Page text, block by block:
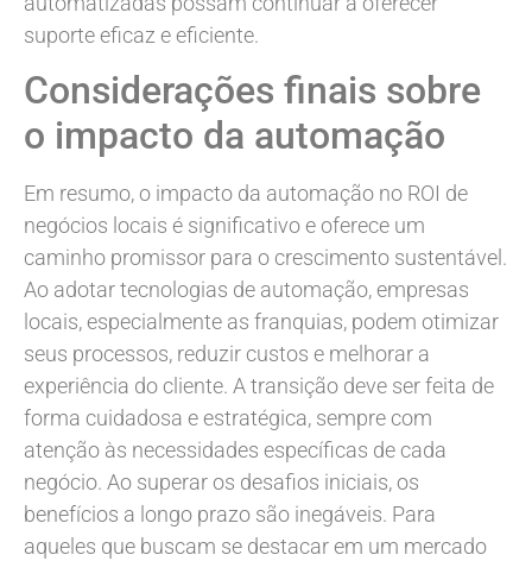
suporte eficaz e eficiente.
Considerações finais sobre
o impacto da automação
Em resumo, o impacto da automação no ROI de
negócios locais é significativo e oferece um
caminho promissor para o crescimento sustentável.
Ao adotar tecnologias de automação, empresas
locais, especialmente as franquias, podem otimizar
seus processos, reduzir custos e melhorar a
experiência do cliente. A transição deve ser feita de
forma cuidadosa e estratégica, sempre com
atenção às necessidades específicas de cada
negócio. Ao superar os desafios iniciais, os
benefícios a longo prazo são inegáveis. Para
aqueles que buscam se destacar em um mercado